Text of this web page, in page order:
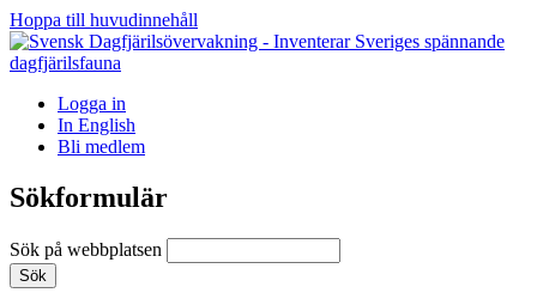
Hoppa till huvudinnehåll
Logga in
In English
Bli medlem
Sökformulär
Sök på webbplatsen